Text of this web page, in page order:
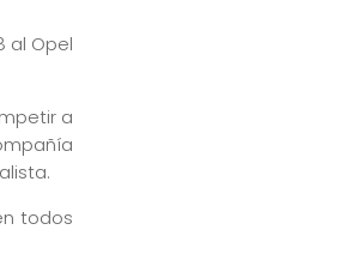
al Opel
a
todos